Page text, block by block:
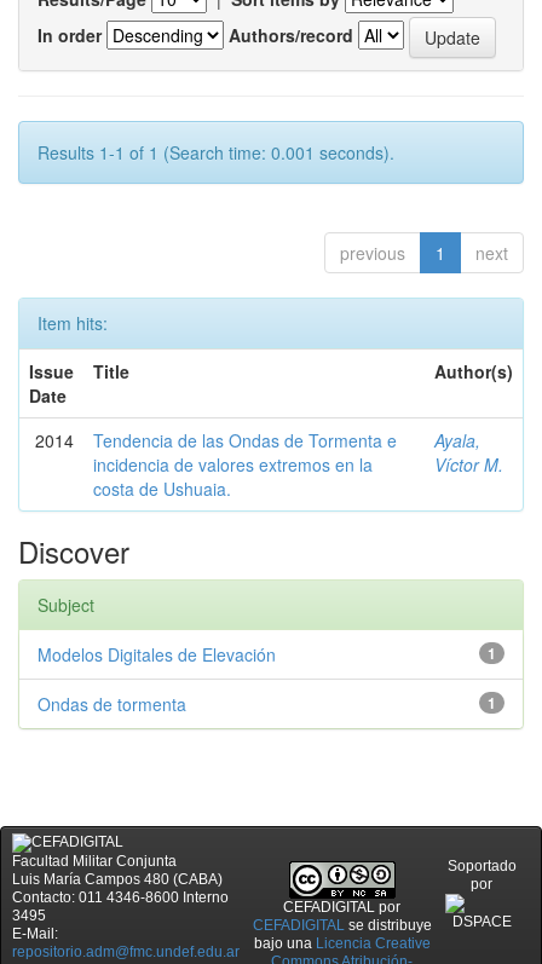
In order
Authors/record
Results 1-1 of 1 (Search time: 0.001 seconds).
previous 1 next
Item hits:
Issue
Date
Title Author(s)
2014
Tendencia de las Ondas de Tormenta e
incidencia de valores extremos en la
costa de Ushuaia.
Ayala,
Víctor M.
Discover
Subject
1
Modelos Digitales de Elevación
1
Ondas de tormenta
Facultad Militar Conjunta
Luis María Campos 480 (CABA)
Contacto: 011 4346-8600 Interno
3495
E-Mail:
repositorio.adm@fmc.undef.edu.ar
CEFADIGITAL por
CEFADIGITALse distribuye
bajo una Licencia Creative
Soportado
por